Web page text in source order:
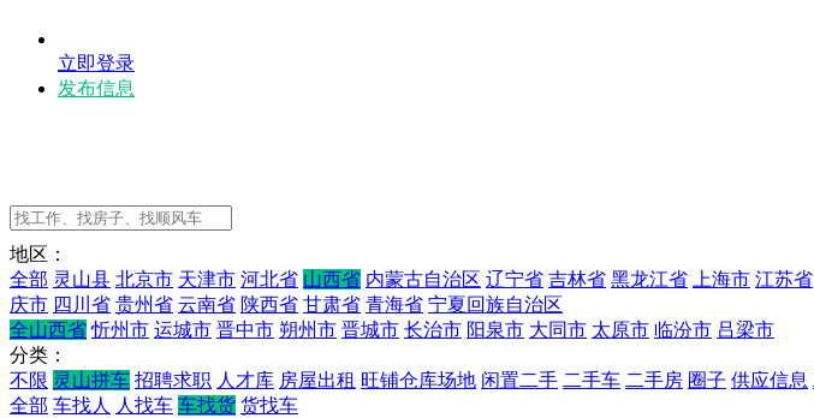
立即登录
发布信息
地区：
全部 灵山县 北京市 天津市 河北省 山西省 内蒙古自治区 辽宁省 吉林省 黑龙江省 上海市 江苏省
庆市 四川省 贵州省 云南省 陕西省 甘肃省 青海省 宁夏回族自治区
全山西省 忻州市 运城市 晋中市 朔州市 晋城市 长治市 阳泉市 大同市 太原市 临汾市 吕梁市
分类：
不限 灵山拼车 招聘求职 人才库 房屋出租 旺铺仓库场地 闲置二手 二手车 二手房 圈子 供应信息
全部 车找人 人找车 车找货 货找车